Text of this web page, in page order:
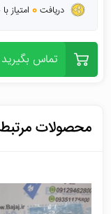
دریافت 0امتیاز
تماس بگیرید
محصولات مرتبط